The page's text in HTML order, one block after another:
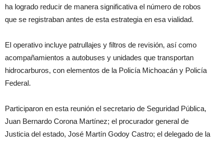
ha logrado reducir de manera significativa el número de robos
que se registraban antes de esta estrategia en esa vialidad.
El operativo incluye patrullajes y filtros de revisión, así como
acompañamientos a autobuses y unidades que transportan
hidrocarburos, con elementos de la Policía Michoacán y Policía
Federal.
Participaron en esta reunión el secretario de Seguridad Pública,
Juan Bernardo Corona Martínez; el procurador general de
Justicia del estado, José Martín Godoy Castro; el delegado de la